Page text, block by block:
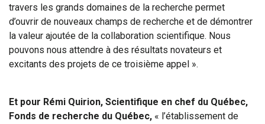
travers les grands domaines de la recherche permet
d’ouvrir de nouveaux champs de recherche et de démontrer
la valeur ajoutée de la collaboration scientifique. Nous
pouvons nous attendre à des résultats novateurs et
excitants des projets de ce troisième appel ».
Et pour Rémi Quirion, Scientifique en chef du Québec,
Fonds de recherche du Québec, « l’établissement de